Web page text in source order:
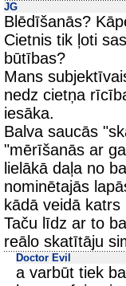
JG
Blēdīšanās?
Cietnis tik ļoti
būtības?
Mans
nedz cietņa
iesāka.
Balva saucās
"mērīšanās ar
lielākā daļa no
nominētajās
kādā veidā
Taču līdz ar to
reālo skatītāju
Doctor Evil
a varbūt tiek